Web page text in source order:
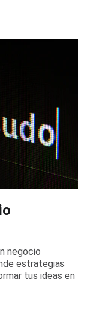
negocio
estrategias
tus ideas en